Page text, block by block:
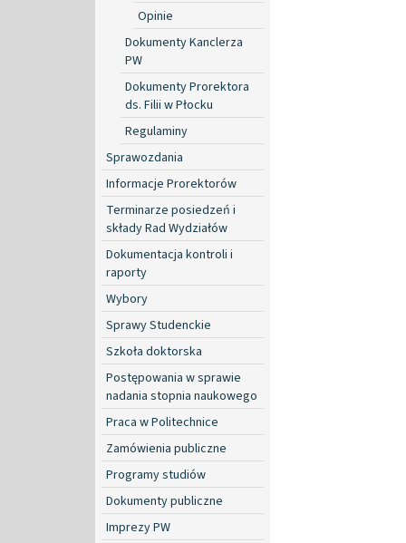
Opinie
Dokumenty Kanclerza
PW
Dokumenty Prorektora
ds. Filii w Płocku
Regulaminy
Sprawozdania
Informacje Prorektorów
Terminarze posiedzeń i
składy Rad Wydziałów
Dokumentacja kontroli i
raporty
Wybory
Sprawy Studenckie
Szkoła doktorska
Postępowania w sprawie
nadania stopnia naukowego
Praca w Politechnice
Zamówienia publiczne
Programy studiów
Dokumenty publiczne
Imprezy PW